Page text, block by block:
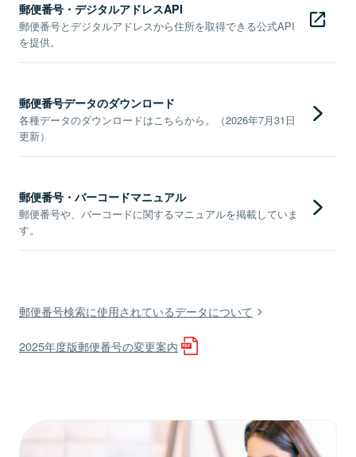
郵便番号・デジタルアドレスAPI
郵便番号とデジタルアドレスから住所を取得できる公式API
を提供。
郵便番号データのダウンロード
各種データのダウンロードはこちらから。（2026年7月31日
更新）
郵便番号・バーコードマニュアル
郵便番号や、バーコードに関するマニュアルを掲載していま
す。
郵便番号検索に使用されているデータについて
2025年度版郵便番号の変更案内